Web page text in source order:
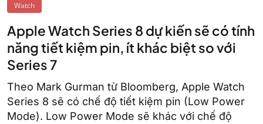
Watch
Apple Watch Series 8 dự kiến sẽ có tính
năng tiết kiệm pin, ít khác biệt so với
Series 7
Theo Mark Gurman từ Bloomberg, Apple Watch
Series 8 sẽ có chế độ tiết kiệm pin (Low Power
Mode). Low Power Mode sẽ khác với chế độ